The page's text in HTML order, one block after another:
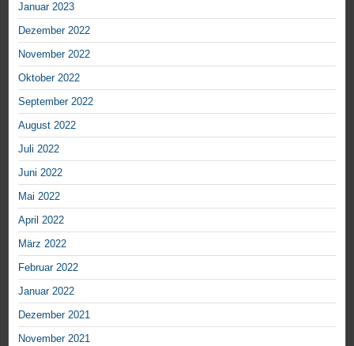
Januar 2023
Dezember 2022
November 2022
Oktober 2022
September 2022
August 2022
Juli 2022
Juni 2022
Mai 2022
April 2022
März 2022
Februar 2022
Januar 2022
Dezember 2021
November 2021